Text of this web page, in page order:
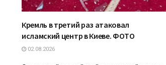
Кремль в третий раз атаковал
исламский центр в Киеве. ФОТО
02.08.2026